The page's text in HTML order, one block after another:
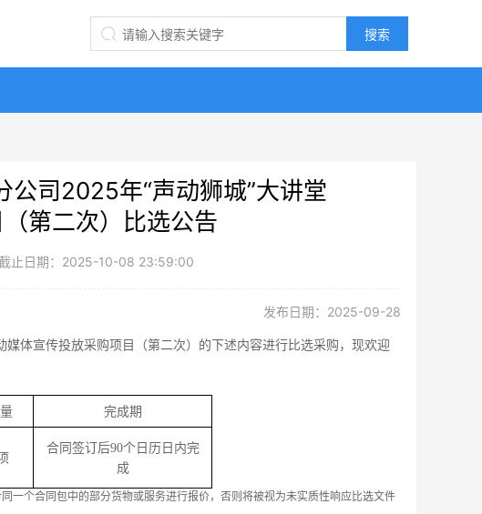
司2025年“声动狮城”大讲堂
第二次）比选公告
止日期：2025-10-08 23:59:00
发布日期：2025-09-28
媒体宣传投放采购项目 （第二次） 的下述内容进行比选采购，现欢迎
完成期
合同签订后90个日历日内完
成
一个合同包中的部分货物或服务进行报价，否则将被视为未实质性响应比选文件